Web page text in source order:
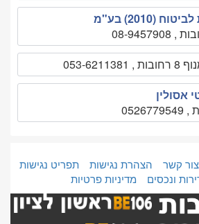
(2010) בע"מ
053-6211381
אסולין
צור קשר הצהרת נגישות
תפריט נגישות
ונכסים
מדיניות פרטיות